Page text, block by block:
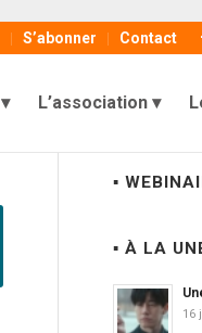
S’abonner Contact
L’association
▪
▪ À LA
16